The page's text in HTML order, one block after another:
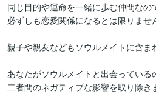
同じ目的や運命を一緒に歩む仲間なの
必ずしも恋愛関係になるとは限りませ
親子や親友などもソウルメイトに含ま
あなたがソウルメイトと出会っている
二者間のネガティブな影響を取り除き